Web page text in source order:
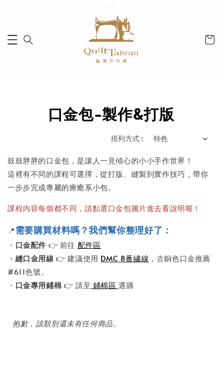
口金包-製作&打版
排列方式 :
鼓鼓胖胖的口金包，是讓人一見傾心的小小手作世界！
這裡有不同的課程可選擇，從打版、縫製到實作技巧，帶你
一步步完成專屬的療癒系小包。
課程內容每個都不同，請點選口金包圖片進去看說明喔！
📍需要購買材料嗎？我們幫你整理好了：
・ 口金配件 👉 前往 配件區
・ 縫口金用線 👉 建議使用 DMC 8番繡線 ，古銅色口金推薦
#611色號。
・ 口金專用鋪棉 👉 請至 鋪棉區選購
抱歉，該類別還未有任何商品。